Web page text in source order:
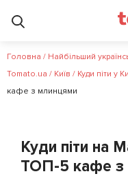
Головна / Найбільший
Tomato.ua / Київ / Куди піти у
кафе з млинцями
Куди піти на
ТОП-5 кафе з